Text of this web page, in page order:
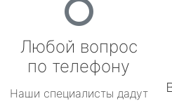
Любой вопрос
по телефону
Наши специалисты дадут